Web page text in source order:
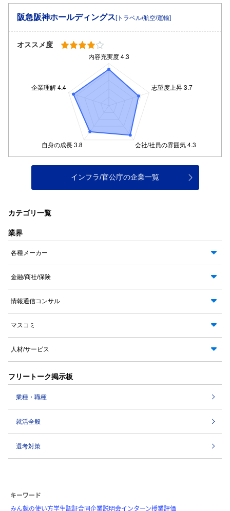
阪急阪神ホールディングス[トラベル/航空/運輸]
オススメ度
インフラ/官公庁の企業一覧
カテゴリ一覧
業界
各種メーカー
金融/商社/保険
情報通信コンサル
マスコミ
人材/サービス
フリートーク掲示板
業種・職種
就活全般
選考対策
キーワード
みん就の使い方学生認証合同企業説明会インターン授業評価